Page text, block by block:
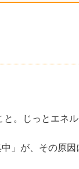
。じっとエネ
」が、その原